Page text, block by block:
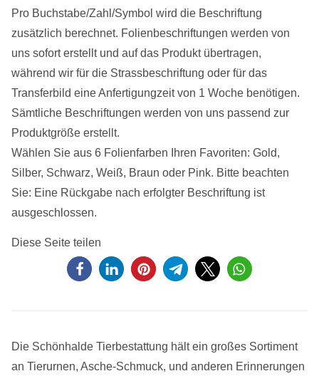
Pro Buchstabe/Zahl/Symbol wird die Beschriftung
zusätzlich berechnet. Folienbeschriftungen werden von
uns sofort erstellt und auf das Produkt übertragen,
während wir für die Strassbeschriftung oder für das
Transferbild eine Anfertigungzeit von 1 Woche benötigen.
Sämtliche Beschriftungen werden von uns passend zur
Produktgröße erstellt.
Wählen Sie aus 6 Folienfarben Ihren Favoriten: Gold,
Silber, Schwarz, Weiß, Braun oder Pink. Bitte beachten
Sie: Eine Rückgabe nach erfolgter Beschriftung ist
ausgeschlossen.
Diese Seite teilen
Die Schönhalde Tierbestattung hält ein großes Sortiment
an Tierurnen, Asche-Schmuck, und anderen Erinnerungen